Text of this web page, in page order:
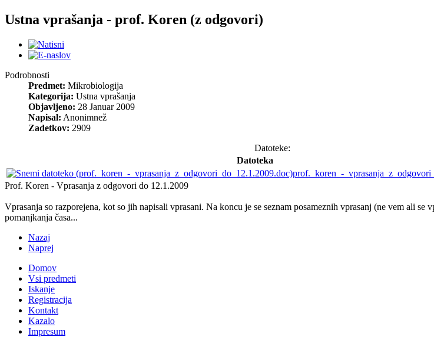
Ustna vprašanja - prof. Koren (z odgovori)
Podrobnosti
Predmet: Mikrobiologija
Kategorija: Ustna vprašanja
Objavljeno: 28 Januar 2009
Napisal: Anonimnež
Zadetkov: 2909
Datoteke:
Datoteka
prof._koren_-
Prof. Koren - Vprasanja z odgovori do 12.1.2009
Vprasanja so razporejena, kot so jih napisali vprasani. Na koncu je se seznam posameznih vprasanj (ne vem ali
pomanjkanja časa...
Nazaj
Naprej
Domov
Vsi predmeti
Iskanje
Registracija
Kontakt
Kazalo
Impresum